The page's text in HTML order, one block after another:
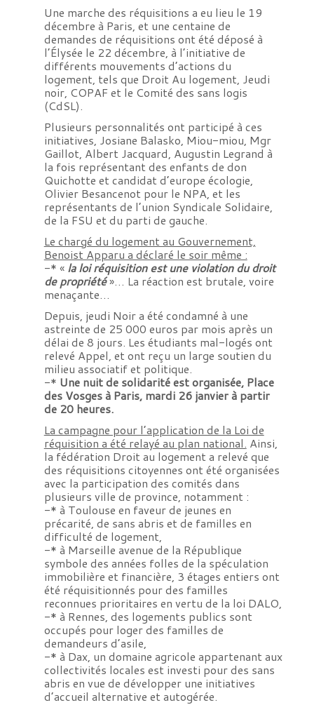
Une marche des réquisitions a eu lieu le 19
décembre à Paris, et une centaine de
demandes de réquisitions ont été déposé à
l’Élysée le 22 décembre, à l’initiative de
différents mouvements d’actions du
logement, tels que Droit Au logement, Jeudi
noir, COPAF et le Comité des sans logis
(CdSL).
Plusieurs personnalités ont participé à ces
initiatives, Josiane Balasko, Miou-miou, Mgr
Gaillot, Albert Jacquard, Augustin Legrand à
la fois représentant des enfants de don
Quichotte et candidat d’europe écologie,
Olivier Besancenot pour le NPA, et les
représentants de l’union Syndicale Solidaire,
de la FSU et du parti de gauche.
Le chargé du logement au Gouvernement,
Benoist Apparu a déclaré le soir même :
-* « la loi réquisition est une violation du droit
de propriété»… La réaction est brutale, voire
menaçante…
Depuis, jeudi Noir a été condamné à une
astreinte de 25 000 euros par mois après un
délai de 8 jours. Les étudiants mal-logés ont
relevé Appel, et ont reçu un large soutien du
milieu associatif et politique.
-* Une nuit de solidarité est organisée, Place
des Vosges à Paris, mardi 26 janvier à partir
de 20 heures.
La campagne pour l’application de la Loi de
réquisition a été relayé au plan national. Ainsi,
la fédération Droit au logement a relevé que
des réquisitions citoyennes ont été organisées
avec la participation des comités dans
plusieurs ville de province, notamment :
-* à Toulouse en faveur de jeunes en
précarité, de sans abris et de familles en
difficulté de logement,
-* à Marseille avenue de la République
symbole des années folles de la spéculation
immobilière et financière, 3 étages entiers ont
été réquisitionnés pour des familles
reconnues prioritaires en vertu de la loi DALO,
-* à Rennes, des logements publics sont
occupés pour loger des familles de
demandeurs d’asile,
-* à Dax, un domaine agricole appartenant aux
collectivités locales est investi pour des sans
abris en vue de développer une initiatives
d’accueil alternative et autogérée.